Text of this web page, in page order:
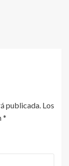
publicada. Los
*